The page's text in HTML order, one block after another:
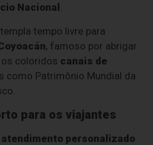
Nacional
tempo livre para
, famoso por abrigar
os coloridos canais de
como Patrimônio Mundial da
para os viajantes
atendimento personalizado